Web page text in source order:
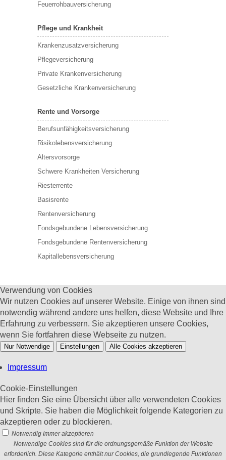
Feuerrohbauversicherung
Pflege und Krankheit
Krankenzusatzversicherung
Pflegeversicherung
Private Krankenversicherung
Gesetzliche Krankenversicherung
Rente und Vorsorge
Berufs­unfähigkeitsversicherung
Risikolebensversicherung
Altersvorsorge
Schwere Krankheiten Versicherung
Riesterrente
Basisrente
Rentenversicherung
Fondsgebundene Lebensversicherung
Fondsgebundene Rentenversicherung
Kapitallebensversicherung
Verwendung von Cookies
Wir nutzen Cookies auf unserer Website. Einige von ihnen sind
notwendig während andere uns helfen, diese Website und Ihre
Erfahrung zu verbessern. Sie akzeptieren unsere Cookies,
wenn Sie fortfahren diese Webseite zu nutzen.
Nur Notwendige Einstellungen Alle Cookies akzeptieren
Impressum
Cookie-Einstellungen
Hier finden Sie eine Übersicht über alle verwendeten Cookies
und Skripte. Sie haben die Möglichkeit folgende Kategorien zu
akzeptieren oder zu blockieren.
Notwendig Immer akzeptieren
Notwendige Cookies sind für die ordnungsgemäße Funktion der Website
erforderlich. Diese Kategorie enthält nur Cookies, die grundlegende Funktionen